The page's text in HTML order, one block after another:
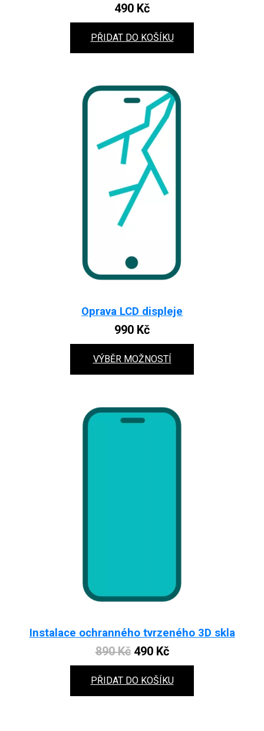
490 Kč
PŘIDAT DO KOŠÍKU
Oprava LCD displeje
990 Kč
VÝBĚR MOŽNOSTÍ
Instalace ochranného tvrzeného 3D skla
890Kč Original
price
was:
890 Kč.
490 KčCurrent
price
is:
490 Kč.
PŘIDAT DO KOŠÍKU